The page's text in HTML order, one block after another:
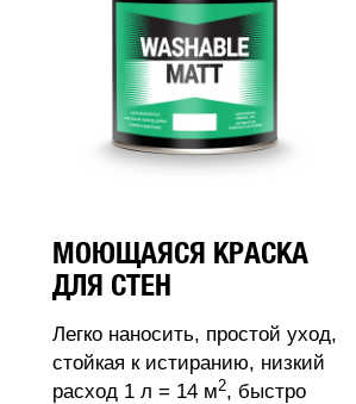
МОЮЩАЯСЯ КРАСКА
ДЛЯ СТЕН
Легко наносить, простой уход,
стойкая к истиранию, низкий
расход 1 л = 14 м2, быстро